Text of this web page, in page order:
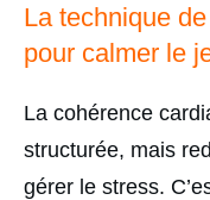
La technique
pour calmer le
La cohérence
structurée, mais
gérer le stress.